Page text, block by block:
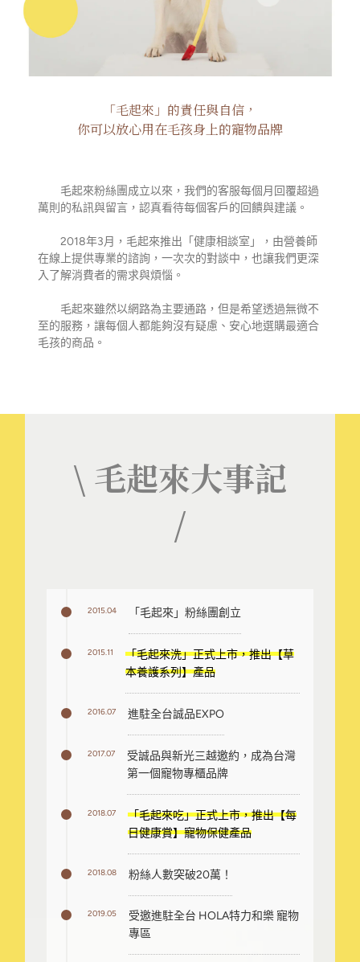
「毛起來」的責任與自信，
你可以放心用在毛孩身上的寵物品牌
毛起來粉絲團成立以來，我們的客服每個月回覆超過
萬則的私訊與留言，認真看待每個客戶的回饋與建議。
2018年3月，毛起來推出「健康相談室」，由營養師
在線上提供專業的諮詢，一次次的對談中，也讓我們更深
入了解消費者的需求與煩惱。
毛起來雖然以網路為主要通路，但是希望透過無微不
至的服務，讓每個人都能夠沒有疑慮、安心地選購最適合
毛孩的商品。
\ 毛起來大事記
/
2015.04 「毛起來」粉絲團創立
2015.11
「毛起來洗」正式上市，推出【草
本養護系列】產品
2016.07 進駐全台誠品EXPO
2017.07
受誠品與新光三越邀約，成為台灣
第一個寵物專櫃品牌
2018.07
「毛起來吃」正式上市，推出【每
日健康賞】寵物保健產品
2018.08 粉絲人數突破20萬！
2019.05
受邀進駐全台 HOLA特力和樂 寵物
專區